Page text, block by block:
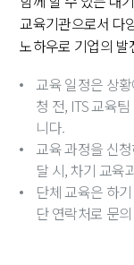
교육기관으로서 다
노하우로 기업의 발
교육 일정은 상
청 전, ITS 교육
니다.
교육 과정을 신
달 시, 차기 교육
단체 교육은 하
단 연락처로 문